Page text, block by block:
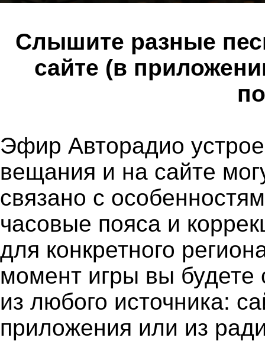
Слышите разные
сайте (в
Эфир Авторадио
вещания и на сайте
связано с
часовые пояса и
для конкретного
момент игры вы
из любого источника:
приложения или из